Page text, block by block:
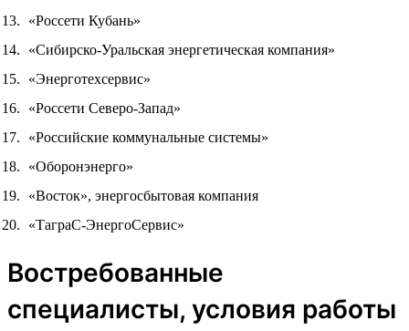
«Россети Кубань»
«Сибирско-Уральская энергетическая компания»
«Энерготехсервис»
«Россети Северо-Запад»
«Российские коммунальные системы»
«Оборонэнерго»
«Восток», энергосбытовая компания
«ТаграС-ЭнергоСервис»
Востребованные
специалисты, условия работы